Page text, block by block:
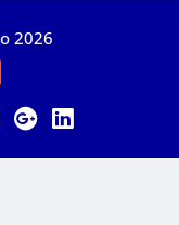
2026